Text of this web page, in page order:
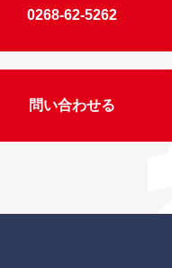
0268-62-5262
問い合わせる